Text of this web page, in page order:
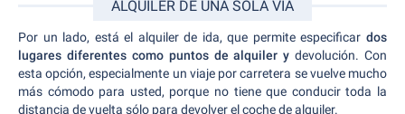
ALQUILER DE UNA SOLA VÍA
Por un lado, está el alquiler de ida, que permite especificar dos
lugares diferentes como puntos de alquiler y devolución. Con
esta opción, especialmente un viaje por carretera se vuelve mucho
más cómodo para usted, porque no tiene que conducir toda la
distancia de vuelta sólo para devolver el coche de alquiler.